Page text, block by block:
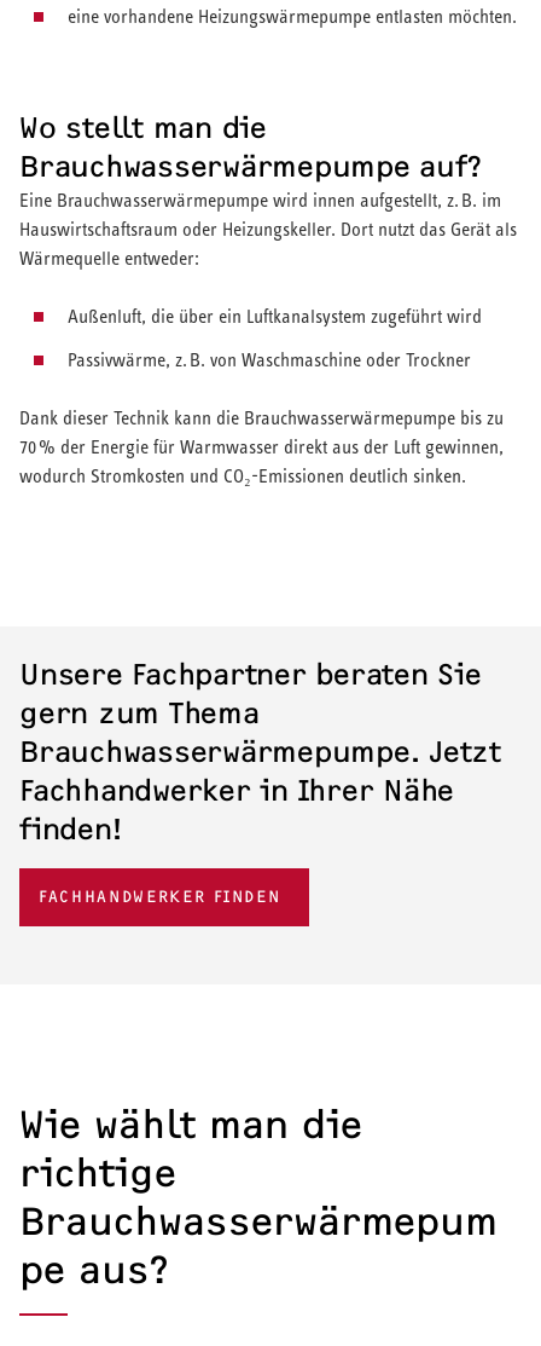
eine vorhandene Heizungswärmepumpe entlasten möchten.
Wo stellt man die
Brauchwasserwärmepumpe auf?
Eine Brauchwasserwärmepumpe wird innen aufgestellt, z. B. im
Hauswirtschaftsraum oder Heizungskeller. Dort nutzt das Gerät als
Wärmequelle entweder:
Außenluft, die über ein Luftkanalsystem zugeführt wird
Passivwärme, z. B. von Waschmaschine oder Trockner
Dank dieser Technik kann die Brauchwasserwärmepumpe bis zu
70 % der Energie für Warmwasser direkt aus der Luft gewinnen,
wodurch Stromkosten und CO₂-Emissionen deutlich sinken.
Unsere Fachpartner beraten Sie
gern zum Thema
Brauchwasserwärmepumpe. Jetzt
Fachhandwerker in Ihrer Nähe
finden!
FACHHANDWERKER FINDEN
Wie wählt man die
richtige
Brauchwasserwärmepum
pe aus?